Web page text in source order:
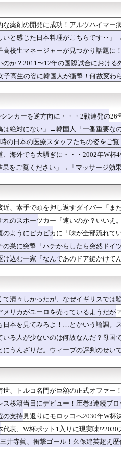
手に『命を捧げる』と宣言…一...
う皮肉」（海外の反応）
応）
ル】
不正選挙だろ！？」と騒然
連敗ストップ！大谷翔平、決勝...
年の国際試合における外...
ファン騒然！←「大ハッス...
てくれ」
略のポール直撃弾で首...
ラン！」
がこちら…」→「これが正解」「...
！←「速球は打てないはずで...
か？』、『韓国は既に先進国...
を売っているようだが？しかも...
歳の土曜の朝に戻される」完...
の反応）
外ファン「AIがひどくて...
断歩道を渡ったというだけで車...
成績【MLB】
カに「味が全部流れていく！」...
ブ振り回し暴れた理由」
いいたい」 中国人「賞賛を惜し...
号に海外大興奮！（海外の反...
...
ファン騒然！←「どんどん...
てきた」
ない理由」
国人が衝撃！何故変わらない...
応）
】
いることがこちら…」→「えっ？...
に物議！海外ゲーマー「オ...
→韓国人「一番重要なのは20...
ドボール】
原から美しき平和都市へと生ま...
原から美しき平和都市へと生ま...
」
よ！…とかいう論調。スケープ...
韓ワールドカップの審判買収疑...
思わない【大谷】
薬剤の開発に成功！アルツハイマー
と感じた日本料理がこちらです‥」
校生マネージャーが見つかり話題
か？2011〜12年の国際試合におけ
高生の姿に韓国人が衝撃！何故変わ
ンカーを逆方向に・・・2戦連発の
」【MLB】
絶対にない」→韓国人「一番重要な
」の日本の医療スタッフたちの姿をご
なら日本だけではなく韓国の医療関
海外でも大騒ぎに・・・2002年W
民や国が築いた国格をサッカー選手
果をご覧ください」→「マッサージ効
、素手で頭を押し返すダイバー「ま
のスポーツカー「速いのか？いいえ
ようにピカピカに「味が全部流れて
巣に突撃「ハチからしたら突然ドイ
込む一家「なんであのドア鍵かけて
清々しかったが、なぜイギリスでは
リカがユーロを売っているようだが
本を見てみろよ！…とかいう論調。
る人が少ないのは何故なんだ？母国
うんざりだ。ウィーブの評判のせい
、トルコ名門が巨額の正式オファー
移籍当日にデビュー！圧巻3連続ブ
支持見返りにモロッコへ2030年W杯
表、W杯ポット1入りに現実味
】
井寺眞、衝撃ゴール！久保建英超え